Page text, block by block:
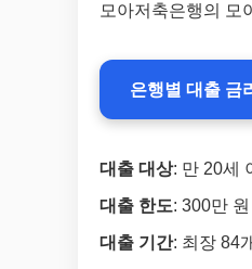
모아저축은행의 모
은행별 대출 금
대출 대상: 만 20세
대출 한도: 300만
대출 기간: 최장 84